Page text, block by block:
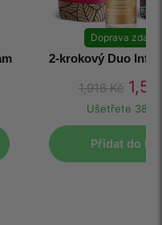
Doprava
2-krokový Duo
1,916Kč
Ušetřete
Přidat do